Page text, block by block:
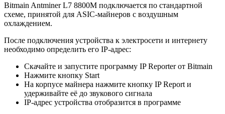
Bitmain Antminer L7 8800M подключается по стандартной
схеме, принятой для ASIC-майнеров с воздушным
охлаждением.
После подключения устройства к электросети и интернету
необходимо определить его IP-адрес:
Скачайте и запустите программу IP Reporter от Bitmain
Нажмите кнопку Start
На корпусе майнера нажмите кнопку IP Report и
удерживайте её до звукового сигнала
IP-адрес устройства отобразится в программе